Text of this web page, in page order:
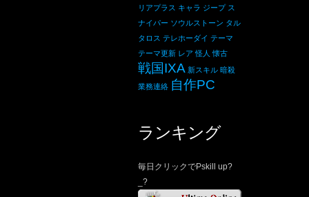
リアプラス キャラ ジープ ス
ナイパー ソウルストーン タル
タロス テレホーダイ テーマ
テーマ更新 レア 怪人 懐古
戦国IXA 新スキル 暗殺
業務連絡 自作PC
ランキング
毎日クリックでPskill up?
_?